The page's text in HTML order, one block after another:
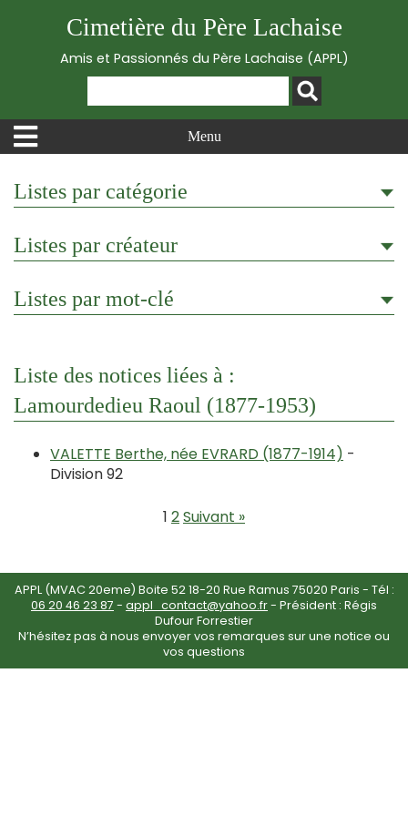
Cimetière du Père Lachaise
Amis et Passionnés du Père Lachaise (APPL)
Menu
Listes par catégorie
Listes par créateur
Listes par mot-clé
Liste des notices liées à :
Lamourdedieu Raoul (1877-1953)
VALETTE Berthe, née EVRARD (1877-1914) -
Division 92
1 2Suivant »
APPL (MVAC 20eme) Boite 52 18-20 Rue Ramus 75020 Paris - Tél :
06 20 46 23 87 - appl_contact@yahoo.fr- Président : Régis
Dufour Forrestier
N’hésitez pas à nous envoyer vos remarques sur une notice ou
vos questions